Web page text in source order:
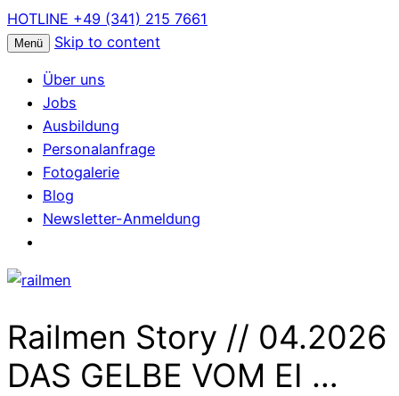
HOTLINE +49 (341) 215 7661
Menü Skip to content
Über uns
Jobs
Ausbildung
Personalanfrage
Fotogalerie
Blog
Newsletter-Anmeldung
Railmen Story // 04.2026
DAS GELBE VOM EI …